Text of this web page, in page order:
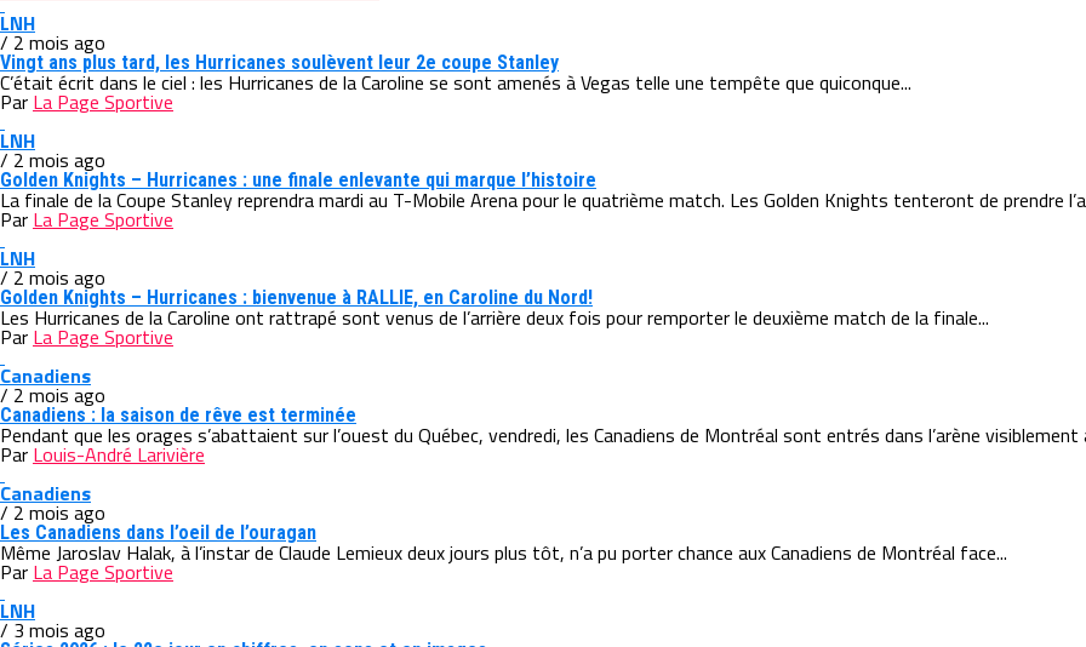
LNH
/ 2 mois ago
Vingt ans plus tard, les Hurricanes soulèvent leur 2e coupe Stanley
C’était écrit dans le ciel : les Hurricanes de la Caroline se sont amenés à Vegas telle une tempête que quiconque...
Par La Page Sportive
LNH
/ 2 mois ago
Golden Knights – Hurricanes : une finale enlevante qui marque l’histoire
La finale de la Coupe Stanley reprendra mardi au T-Mobile Arena pour le quatrième match. Les Golden Knights tenteront de prendre
Par La Page Sportive
LNH
/ 2 mois ago
Golden Knights – Hurricanes : bienvenue à RALLIE, en Caroline du Nord!
Les Hurricanes de la Caroline ont rattrapé sont venus de l’arrière deux fois pour remporter le deuxième match de la finale...
Par La Page Sportive
Canadiens
/ 2 mois ago
Canadiens : la saison de rêve est terminée
Pendant que les orages s’abattaient sur l’ouest du Québec, vendredi, les Canadiens de Montréal sont entrés dans l’arène visiblement
Par Louis-André Larivière
Canadiens
/ 2 mois ago
Les Canadiens dans l’oeil de l’ouragan
Même Jaroslav Halak, à l’instar de Claude Lemieux deux jours plus tôt, n’a pu porter chance aux Canadiens de Montréal face...
Par La Page Sportive
LNH
/ 3 mois ago